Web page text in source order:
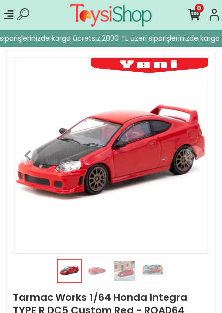
kargo ücretsiz.2000 TL üzeri siparişlerinizde kargo
0
Tarmac Works 1/64 Honda Integra
TYPE R DC5 Custom Red - ROAD64